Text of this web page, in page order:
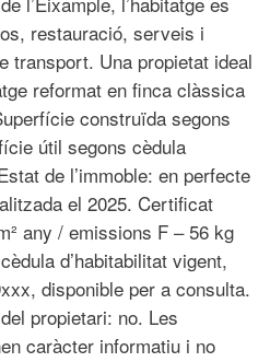
restauració, serveis i
transport. Una propietat ideal
reformat en finca clàssica
construïda segons
útil segons cèdula
de l’immoble: en perfecte
el 2025. Certificat
any / emissions F – 56 kg
d’habitabilitat vigent,
disponible per a consulta.
propietari: no. Les
caràcter informatiu i no